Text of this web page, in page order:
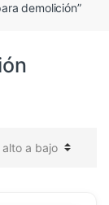
demolición”